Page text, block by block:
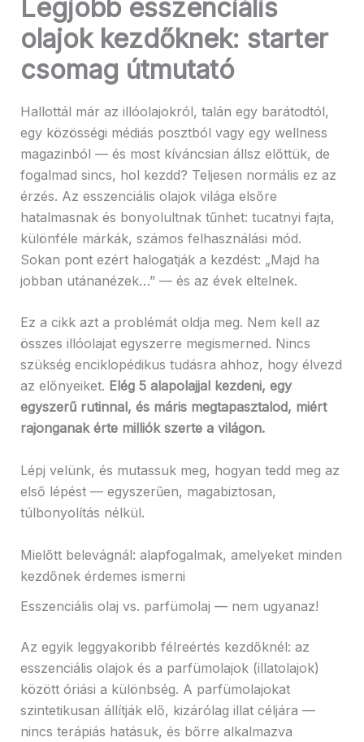
Legjobb esszenciális
olajok kezdőknek: starter
csomag útmutató
Hallottál már az illóolajokról, talán egy barátodtól,
egy közösségi médiás posztból vagy egy wellness
magazinból — és most kíváncsian állsz előttük, de
fogalmad sincs, hol kezdd? Teljesen normális ez az
érzés. Az esszenciális olajok világa elsőre
hatalmasnak és bonyolultnak tűnhet: tucatnyi fajta,
különféle márkák, számos felhasználási mód.
Sokan pont ezért halogatják a kezdést: „Majd ha
jobban utánanézek…” — és az évek eltelnek.
Ez a cikk azt a problémát oldja meg. Nem kell az
összes illóolajat egyszerre megismerned. Nincs
szükség enciklopédikus tudásra ahhoz, hogy élvezd
az előnyeiket. Elég 5 alapolajjal kezdeni, egy
egyszerű rutinnal, és máris megtapasztalod, miért
rajonganak érte milliók szerte a világon.
Lépj velünk, és mutassuk meg, hogyan tedd meg az
első lépést — egyszerűen, magabiztosan,
túlbonyolítás nélkül.
Mielőtt belevágnál: alapfogalmak, amelyeket minden
kezdőnek érdemes ismerni
Esszenciális olaj vs. parfümolaj — nem ugyanaz!
Az egyik leggyakoribb félreértés kezdőknél: az
esszenciális olajok és a parfümolajok (illatolajok)
között óriási a különbség. A parfümolajokat
szintetikusan állítják elő, kizárólag illat céljára —
nincs terápiás hatásuk, és bőrre alkalmazva